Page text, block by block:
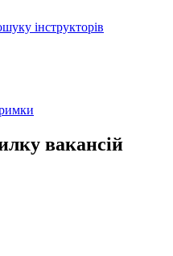
інструкторів
вакансій